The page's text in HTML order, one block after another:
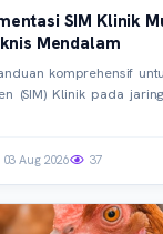
SIM Klinik
Mendalam
komprehensif
(SIM) Klinik pada
03 Aug 2026 37